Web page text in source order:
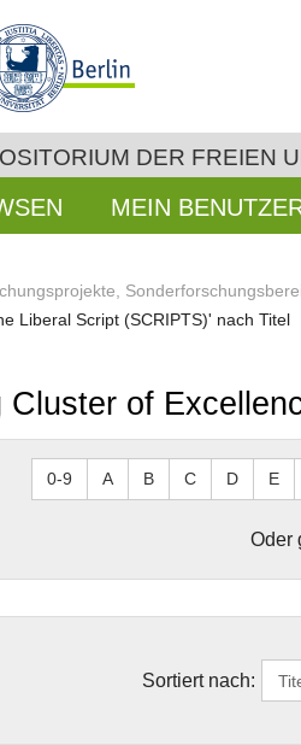
DER FREIEN
MEIN
Liberal Script (SCRIPTS)' nach Titel
Cluster of
0-9 A B C D E
Oder
Sortiert nach: